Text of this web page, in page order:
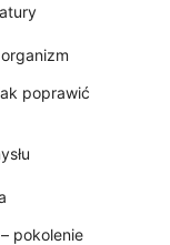
poprawić
pokolenie